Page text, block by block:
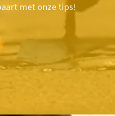
met onze tips!